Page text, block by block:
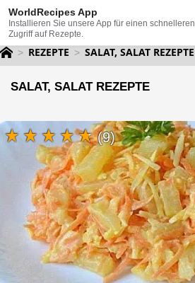
WorldRecipes App
Installieren Sie unsere App für einen schnelleren
Zugriff auf Rezepte.
REZEPTE SALAT, SALAT REZEPTE
SALAT, SALAT REZEPTE
(9)